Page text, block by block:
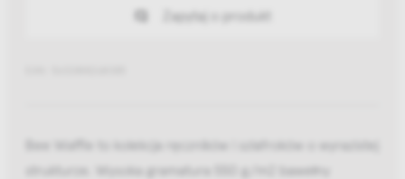
Zapytaj o produkt
Bee Waffle to kolekcja ręczników i szlafroków o wyrazistej
strukturze. Wysoka gramatura 550 g/m2 bawełny